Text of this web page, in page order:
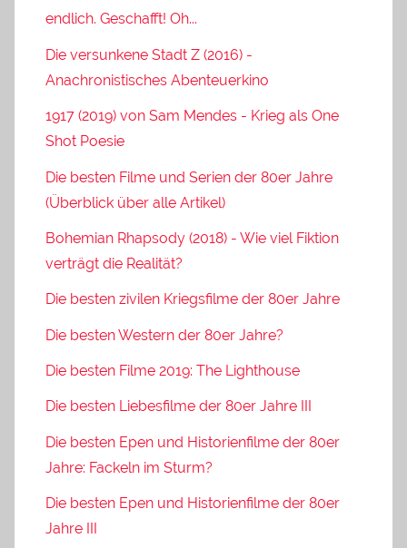
endlich. Geschafft! Oh...
Die versunkene Stadt Z (2016) -
Anachronistisches Abenteuerkino
1917 (2019) von Sam Mendes - Krieg als One
Shot Poesie
Die besten Filme und Serien der 80er Jahre
(Überblick über alle Artikel)
Bohemian Rhapsody (2018) - Wie viel Fiktion
verträgt die Realität?
Die besten zivilen Kriegsfilme der 80er Jahre
Die besten Western der 80er Jahre?
Die besten Filme 2019: The Lighthouse
Die besten Liebesfilme der 80er Jahre III
Die besten Epen und Historienfilme der 80er
Jahre: Fackeln im Sturm?
Die besten Epen und Historienfilme der 80er
Jahre III